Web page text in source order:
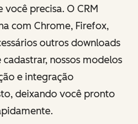
precisa. O CRM
com Chrome, Firefox,
outros downloads
nossos modelos
e integração
deixando você pronto